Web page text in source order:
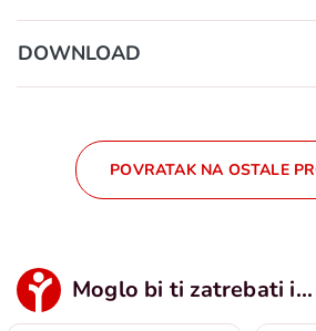
DOWNLOAD
POVRATAK NA OSTALE
Moglo bi ti zatrebati i...